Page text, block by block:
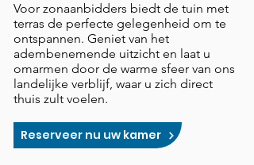
Voor zonaanbidders biedt de tuin met
terras de perfecte gelegenheid om te
ontspannen. Geniet van het
adembenemende uitzicht en laat u
omarmen door de warme sfeer van ons
landelijke verblijf, waar u zich direct
thuis zult voelen.
Reserveer nu uw kamer